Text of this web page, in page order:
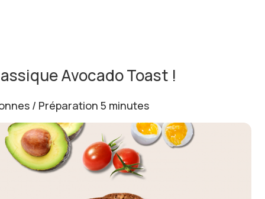
Avocado Toast !
/ Préparation 5 minutes